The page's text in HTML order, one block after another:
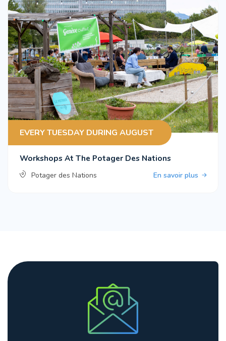
EVERY TUESDAY DURING AUGUST
Workshops At The Potager Des Nations
Potager des Nations En savoir plus